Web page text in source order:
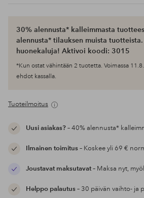
30% alennusta* kalleimmasta
alennusta* tilauksen muista
huonekaluja! Aktivoi koodi: 3015
*Kun ostat vähintään 2 tuotetta. Voimassa
ehdot kassalla.
Tuoteilmoitus
Uusi asiakas?– 40% alennusta*
Ilmainen toimitus– Koskee yli 69 €
Joustavat maksutavat– Maksa nyt,
Helppo palautus– 30 päivän vaihto- ja